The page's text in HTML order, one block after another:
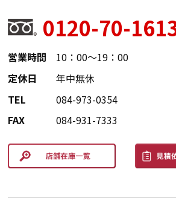
0120-70-
営業時間
10：00～19：00
定休日
年中無休
TEL
084-973-0354
FAX
084-931-7333